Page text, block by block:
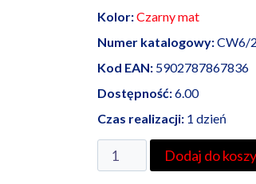
Kolor:Czarny mat
Numer katalogowy:CW6/
Kod EAN:5902787867836
Dostępność:6.00
Czas realizacji:1 dzień
ilość
Łącznik
Dodaj do